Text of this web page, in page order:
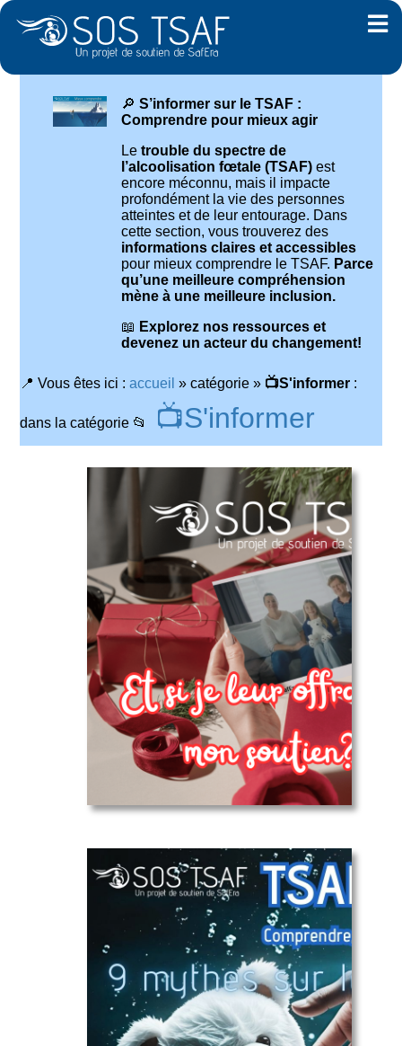
🔎S’informer sur le TSAF :
Comprendre pour mieux agir
Letrouble du spectre de
l’alcoolisation fœtale (TSAF) est
encore méconnu, mais il impacte
profondément la vie des personnes
atteintes et de leur entourage. Dans
cette section, vous trouverez des
informations claires et accessibles
pour mieux comprendre le TSAF. Parce
qu’une meilleure compréhension
mène à une meilleure inclusion.
📖 Explorez nos ressources et
devenez un acteur du changement!
📍 Vous êtes ici :accueil »catégorie » 📺S'informer :
dans la catégorie 📂 📺S'informer
Aidez-nous
à les aider
9 mythes
sur le TSAF